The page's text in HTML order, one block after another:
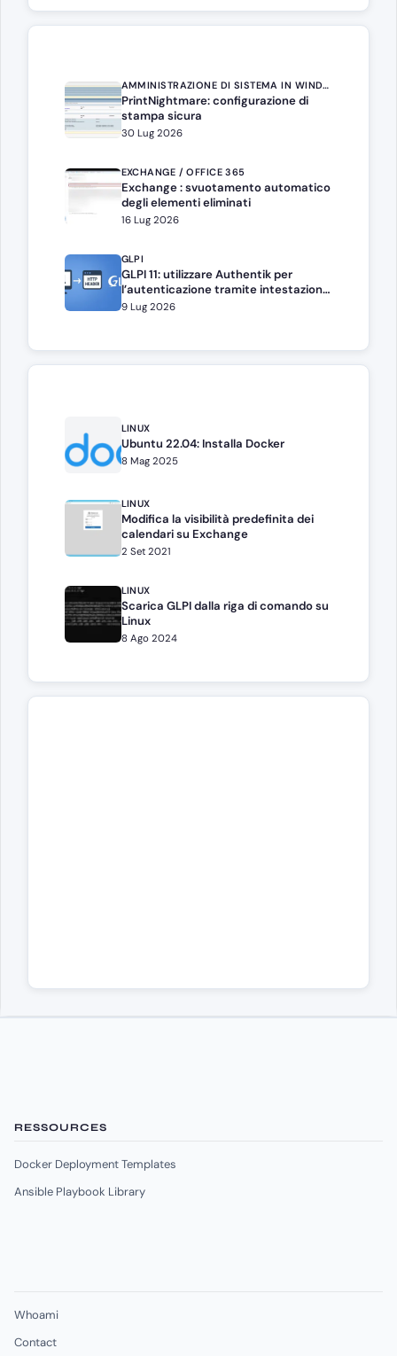
AMMINISTRAZIONE DI SISTEMA IN WINDOWS SERVER
PrintNightmare: configurazione di
stampa sicura
30 Lug 2026
EXCHANGE / OFFICE 365
Exchange : svuotamento automatico
degli elementi eliminati
16 Lug 2026
GLPI
GLPI 11: utilizzare Authentik per
l’autenticazione tramite intestazione
HTTP
9 Lug 2026
LINUX
Ubuntu 22.04: Installa Docker
8 Mag 2025
LINUX
Modifica la visibilità predefinita dei
calendari su Exchange
2 Set 2021
LINUX
Scarica GLPI dalla riga di comando su
Linux
8 Ago 2024
RESSOURCES
Docker Deployment Templates
Ansible Playbook Library
Whoami
Contact